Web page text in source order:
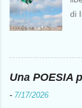
di
Una POESIA
- 7/17/2026